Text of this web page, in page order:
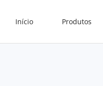
Início Produtos